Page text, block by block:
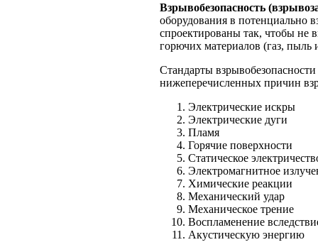
Взрывобезопасность
оборудования в потенциально
спроектированы так, чтобы не
горючих материалов (газ, пыль
Стандарты
нижеперечисленных причин
Электрические искры
Электрические дуги
Пламя
Горячие поверхности
Статическое
Электромагнитное
Химические реакции
Механический удар
Механическое трение
Воспламенение
Акустическую энергию